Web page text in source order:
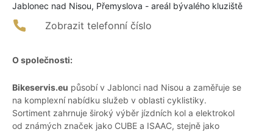
Jablonec nad Nisou, Přemyslova - areál bývalého kluziště
Zobrazit telefonní číslo
O společnosti:
Bikeservis.eu působí v Jablonci nad Nisou a zaměřuje se
na komplexní nabídku služeb v oblasti cyklistiky.
Sortiment zahrnuje široký výběr jízdních kol a elektrokol
od známých značek jako CUBE a ISAAC, stejně jako